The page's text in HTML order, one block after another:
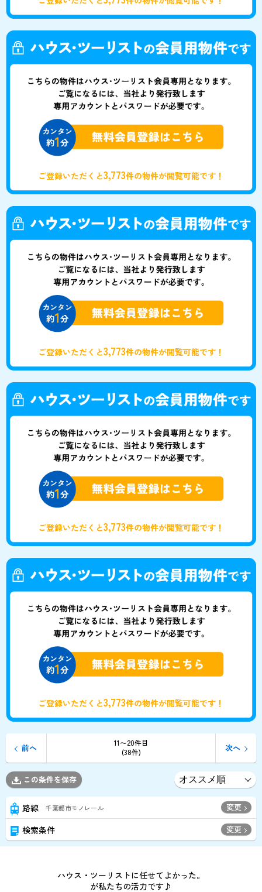
ご登録いただくと3,773件の物件が閲覧可能です！
ご登録いただくと3,773件の物件が閲覧可能です！
ご登録いただくと3,773件の物件が閲覧可能です！
ご登録いただくと3,773件の物件が閲覧可能です！
11〜20件目
(38件)
前へ 次へ
この条件を保存
路線 千葉都市モノレール 変更
検索条件 変更
ハウス・ツーリストに任せてよかった。
が私たちの活力です♪